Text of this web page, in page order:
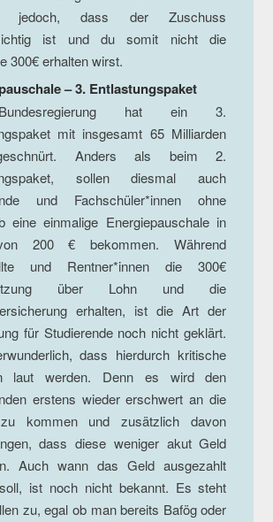
jedoch, dass der Zuschuss
ist und du somit nicht die
300€ erhalten wirst.
– 3. Entlastungspaket
hat ein 3.
mit insgesamt 65 Milliarden
Anders als beim 2.
sollen diesmal auch
und Fachschüler*innen ohne
eine einmalige Energiepauschale in
200 € bekommen. Während
und Rentner*innen die 300€
über Lohn und die
erhalten, ist die Art der
für Studierende noch nicht geklärt.
dass hierdurch kritische
laut werden. Denn es wird den
erstens wieder erschwert an die
kommen und zusätzlich davon
dass diese weniger akut Geld
Auch wann das Geld ausgezahlt
ist noch nicht bekannt. Es steht
zu, egal ob man bereits Bafög oder